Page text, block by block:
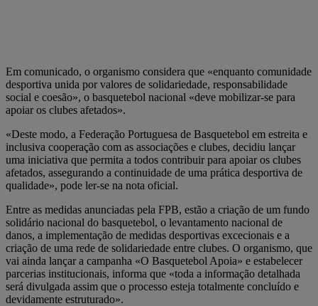
Em comunicado, o organismo considera que «enquanto comunidade
desportiva unida por valores de solidariedade, responsabilidade
social e coesão», o basquetebol nacional «deve mobilizar-se para
apoiar os clubes afetados».
«Deste modo, a Federação Portuguesa de Basquetebol em estreita e
inclusiva cooperação com as associações e clubes, decidiu lançar
uma iniciativa que permita a todos contribuir para apoiar os clubes
afetados, assegurando a continuidade de uma prática desportiva de
qualidade», pode ler-se na nota oficial.
Entre as medidas anunciadas pela FPB, estão a criação de um fundo
solidário nacional do basquetebol, o levantamento nacional de
danos, a implementação de medidas desportivas excecionais e a
criação de uma rede de solidariedade entre clubes. O organismo, que
vai ainda lançar a campanha «O Basquetebol Apoia» e estabelecer
parcerias institucionais, informa que «toda a informação detalhada
será divulgada assim que o processo esteja totalmente concluído e
devidamente estruturado».